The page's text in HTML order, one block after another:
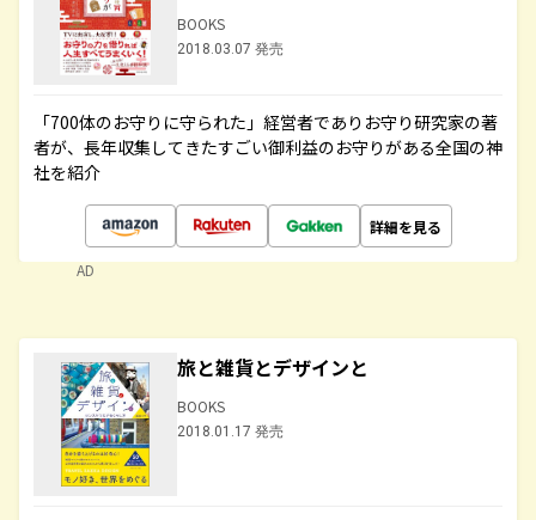
BOOKS
2018.03.07 発売
「700体のお守りに守られた」経営者でありお守り研究家の著
者が、長年収集してきたすごい御利益のお守りがある全国の神
社を紹介
詳細を見る
AD
旅と雑貨とデザインと
BOOKS
2018.01.17 発売